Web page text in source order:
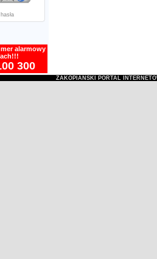
alarmowy
300
ZAKOPIAŃSKI PORTAL